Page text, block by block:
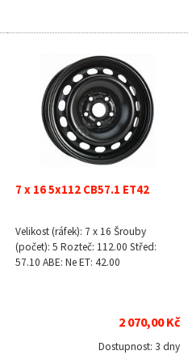
7 x 16 5x112 CB57.1 ET42
Velikost (ráfek): 7 x 16 Šrouby
(počet): 5 Rozteč: 112.00 Střed:
57.10 ABE: Ne ET: 42.00
2 070,00 Kč
Dostupnost: 3 dny